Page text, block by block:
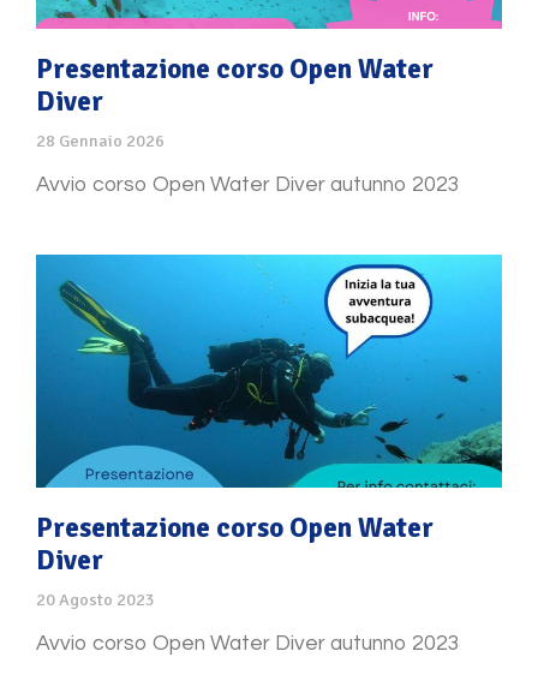
Presentazione corso Open Water
Diver
28 Gennaio 2026
Avvio corso Open Water Diver autunno 2023
Presentazione corso Open Water
Diver
20 Agosto 2023
Avvio corso Open Water Diver autunno 2023